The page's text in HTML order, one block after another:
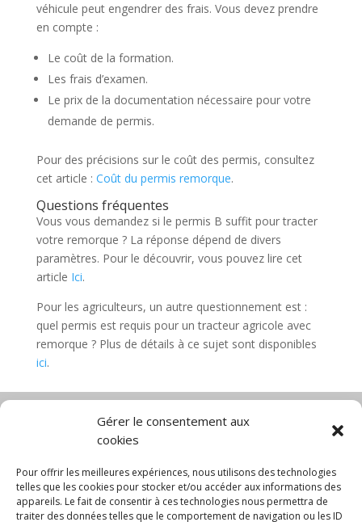
Gérer le consentement aux
cookies
Pour offrir les meilleures expériences, nous utilisons des technologies
telles que les cookies pour stocker et/ou accéder aux informations des
appareils. Le fait de consentir à ces technologies nous permettra de
traiter des données telles que le comportement de navigation ou les ID
véhicule peut engendrer des frais. Vous devez prendre
en compte :
Le coût de la formation.
Les frais d’examen.
Le prix de la documentation nécessaire pour votre
demande de permis.
Pour des précisions sur le coût des permis, consultez
cet article : Coût du permis remorque.
Questions fréquentes
Vous vous demandez si le permis B suffit pour tracter
votre remorque ? La réponse dépend de divers
paramètres. Pour le découvrir, vous pouvez lire cet
article Ici.
Pour les agriculteurs, un autre questionnement est :
quel permis est requis pour un tracteur agricole avec
remorque ? Plus de détails à ce sujet sont disponibles
ici.
Diable électrique
Chariot manutention
CGV
Mentions légales
Politique de confidentialité et protection des